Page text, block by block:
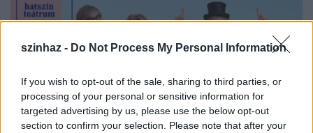
szinhaz - Do Not Process My Personal Information
If you wish to opt-out of the sale, sharing to third parties, or
processing of your personal or sensitive information for
targeted advertising by us, please use the below opt-out
section to confirm your selection. Please note that after your